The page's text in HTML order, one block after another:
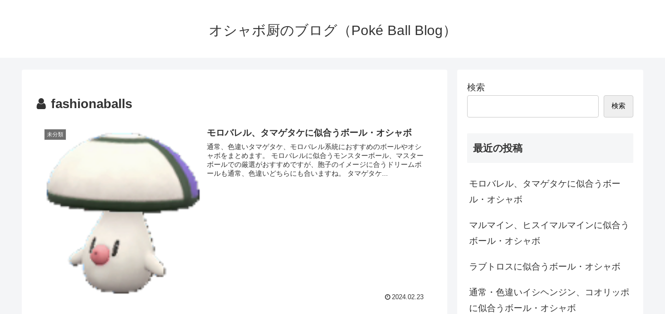
オシャボ厨のブログ（Poké Ball Blog）
fashionaballs
未分類 モロバレル、タマゲタケに似合うボール・オシャボ
通常、色違いタマゲタケ、モロバレル系統におすすめのボールやオシ
ャボをまとめます。 モロバレルに似合うモンスターボール、マスター
ボールでの厳選がおすすめですが、胞子のイメージに合うドリームボ
ールも通常、色違いどちらにも合いますね。 タマゲタケ...
2024.02.23
検索
検索
最近の投稿
モロバレル、タマゲタケに似合うボー
ル・オシャボ
マルマイン、ヒスイマルマインに似合う
ボール・オシャボ
ラブトロスに似合うボール・オシャボ
通常・色違いイシヘンジン、コオリッポ
に似合うボール・オシャボ